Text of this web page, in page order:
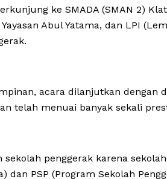
ke SMADA (SMAN 2)
Abul Yatama, dan LPI
acara dilanjutkan
telah menuai banyak sekali
penggerak karena
PSP (Program Sekolah